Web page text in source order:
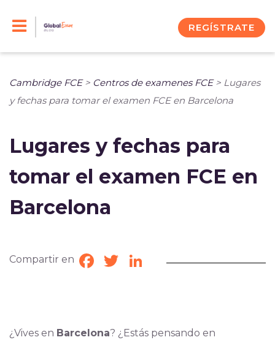
REGÍSTRATE
Cambridge FCE> Centros de examenes FCE> Lugares
y fechas para tomar el examen FCE en Barcelona
Lugares y fechas para
tomar el examen FCE en
Barcelona
Compartir en Facebook
TwitterLinkedIn
¿Vives en Barcelona? ¿Estás pensando en